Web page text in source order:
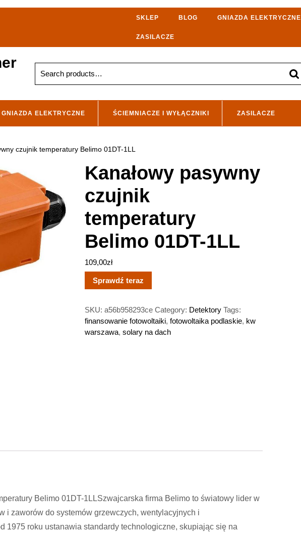
SKLEP BLOG GNIAZDA ELEKTRYCZNE
ZASILACZE
for:
GNIAZDA ELEKTRYCZNE ŚCIEMNIACZE I WYŁĄCZNIKI ZASILACZE
czujnik temperatury Belimo 01DT-1LL
Kanałowy pasywny
czujnik
temperatury
Belimo 01DT-1LL
109,00zł
Sprawdź teraz
SKU: a56b958293ce Category: Detektory Tags:
finansowanie fotowoltaiki, fotowoltaika podlaskie, kw
warszawa, solary na dach
Belimo 01DT-1LLSzwajcarska firma Belimo to światowy lider w
i zaworów do systemów grzewczych, wentylacyjnych i
1975 roku ustanawia standardy technologiczne, skupiając się na